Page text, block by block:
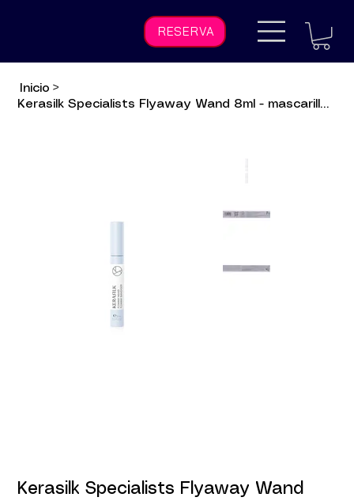
RESERVA
Inicio >
Kerasilk Specialists Flyaway Wand 8ml - mascarilla para baby hairs
Kerasilk Specialists Flyaway Wand